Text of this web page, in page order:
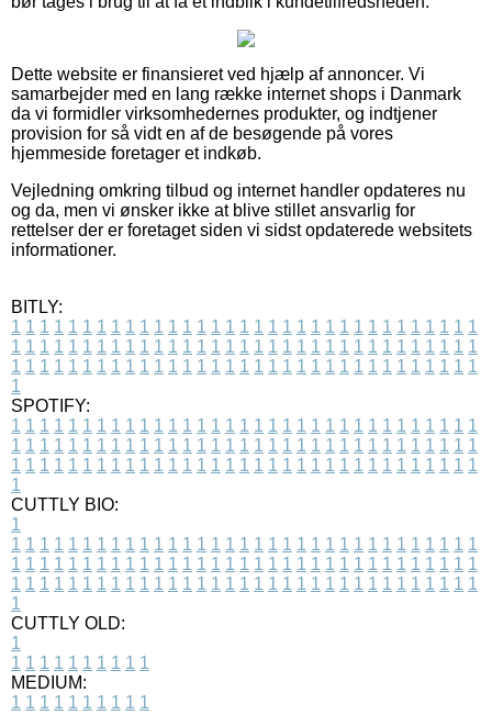
Dette website er finansieret ved hjælp af annoncer. Vi
samarbejder med en lang række internet shops i Danmark
da vi formidler virksomhedernes produkter, og indtjener
provision for så vidt en af de besøgende på vores
hjemmeside foretager et indkøb.
Vejledning omkring tilbud og internet handler opdateres nu
og da, men vi ønsker ikke at blive stillet ansvarlig for
rettelser der er foretaget siden vi sidst opdaterede websitets
informationer.
BITLY:
1 1 1 1 1 1 1 1 1 1 1 1 1 1 1 1 1 1 1 1 1 1 1 1 1 1 1 1 1 1 1 1 1
1 1 1 1 1 1 1 1 1 1 1 1 1 1 1 1 1 1 1 1 1 1 1 1 1 1 1 1 1 1 1 1 1
1 1 1 1 1 1 1 1 1 1 1 1 1 1 1 1 1 1 1 1 1 1 1 1 1 1 1 1 1 1 1 1 1
1
SPOTIFY:
1 1 1 1 1 1 1 1 1 1 1 1 1 1 1 1 1 1 1 1 1 1 1 1 1 1 1 1 1 1 1 1 1
1 1 1 1 1 1 1 1 1 1 1 1 1 1 1 1 1 1 1 1 1 1 1 1 1 1 1 1 1 1 1 1 1
1 1 1 1 1 1 1 1 1 1 1 1 1 1 1 1 1 1 1 1 1 1 1 1 1 1 1 1 1 1 1 1 1
1
CUTTLY BIO:
1
1 1 1 1 1 1 1 1 1 1 1 1 1 1 1 1 1 1 1 1 1 1 1 1 1 1 1 1 1 1 1 1 1
1 1 1 1 1 1 1 1 1 1 1 1 1 1 1 1 1 1 1 1 1 1 1 1 1 1 1 1 1 1 1 1 1
1 1 1 1 1 1 1 1 1 1 1 1 1 1 1 1 1 1 1 1 1 1 1 1 1 1 1 1 1 1 1 1 1
1
CUTTLY OLD:
1
1 1 1 1 1 1 1 1 1 1
MEDIUM:
1 1 1 1 1 1 1 1 1 1